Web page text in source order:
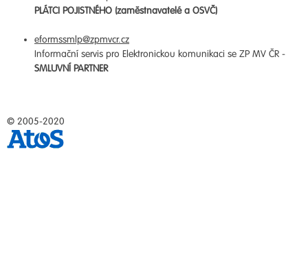
PLÁTCI POJISTNÉHO (zaměstnavatelé a OSVČ)
eformssmlp@zpmvcr.cz
Informační servis pro Elektronickou komunikaci se ZP MV ČR -
SMLUVNÍ PARTNER
© 2005-2020